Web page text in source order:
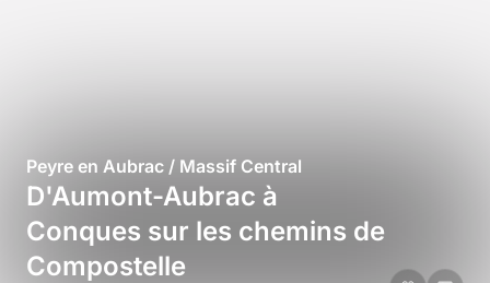
Peyre en Aubrac / Massif Central
D'Aumont-Aubrac à
Conques sur les chemins de
Compostelle